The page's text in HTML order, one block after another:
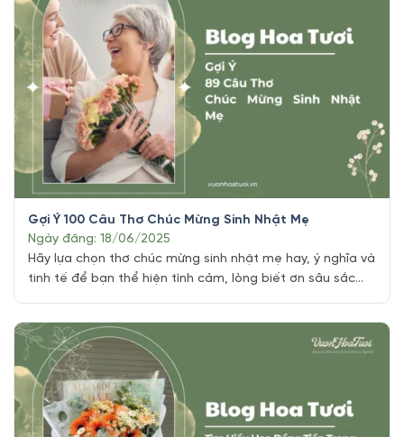
Gợi Ý 100 Câu Thơ Chúc Mừng Sinh Nhật Mẹ
Ngày đăng: 18/06/2025
Hãy lựa chọn thơ chúc mừng sinh nhật mẹ hay, ý nghĩa và
tinh tế để bạn thể hiện tình cảm, lòng biết ơn sâu sắc
Những lời thơ nhẹ nhàng, đơn giản, chân thành sẽ giúp
bạn bày tỏ cảm xúc [...]